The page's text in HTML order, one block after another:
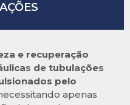
e recuperação
de tubulações
pelo
apenas